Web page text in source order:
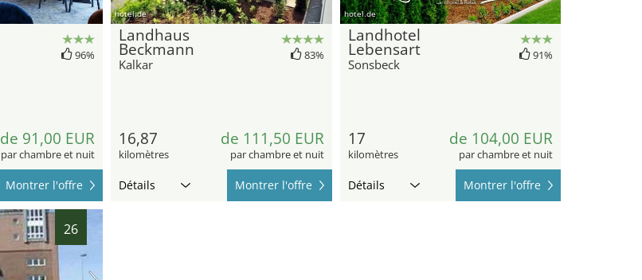
96%
de 91,00 EUR
par chambre et nuit
Montrer l'offre
hotel.de
Landhaus
Beckmann
Kalkar
83%
16,87
kilomètres
de 111,50 EUR
par chambre et nuit
Détails Montrer l'offre
hotel.de
Landhotel
Lebensart
Sonsbeck
91%
17
kilomètres
de 104,00 EUR
par chambre et nuit
Détails Montrer l'offre
26